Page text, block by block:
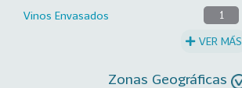
Vinos Envasados 1
VER MÁS
Zonas Geográficas